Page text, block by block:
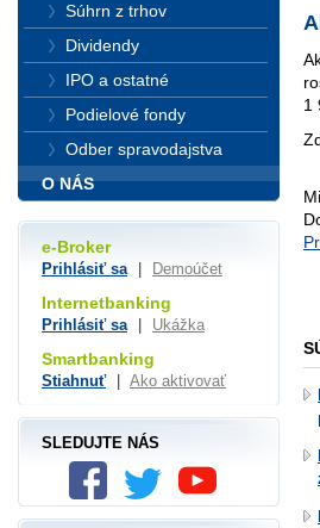
1
Súhrn z trhov
Dividendy
IPO a ostatné
Podielové fondy
Odber spravodajstva
O NÁS
e-Broker
Prihlásiť sa Demoúčet
Internetbanking
Prihlásiť sa Ukážka
Smartbanking
Stiahnuť Ako aktivovať
SLEDUJTE NÁS